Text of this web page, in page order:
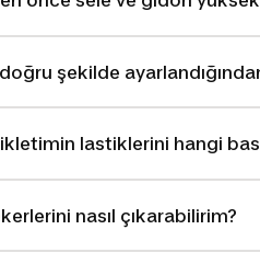
şekilde
lastiklerini hangi
nasıl çıkarabilirim?